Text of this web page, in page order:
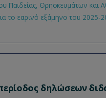
Παιδείας, Θρησκευμάτων και
το εαρινό εξάμηνο του 2025-
δηλώσεων